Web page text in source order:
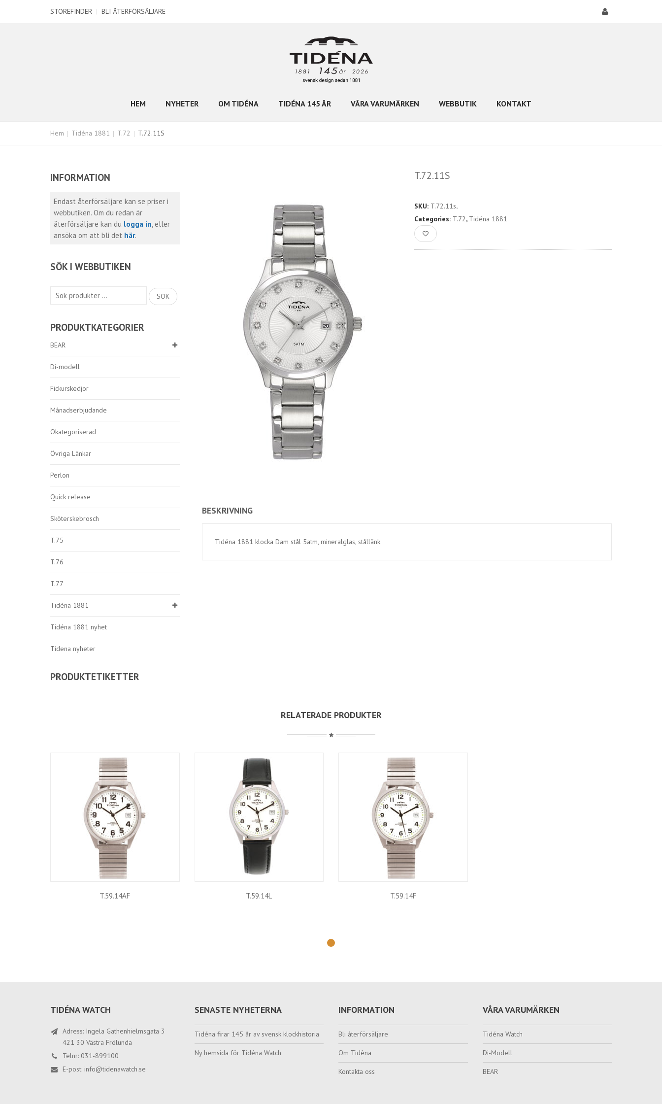
STOREFINDER | BLI ÅTERFÖRSÄLJARE
HEM NYHETER OM TIDÉNA TIDÉNA 145 ÅR VÅRA VARUMÄRKEN WEBBUTIK KONTAKT
Hem Tidéna 1881 T.72 T.72.11S
INFORMATION
Endast återförsäljare kan se priser i
webbutiken. Om du redan är
återförsäljare kan du logga in, eller
ansöka om att bli det här.
SÖK I WEBBUTIKEN
Sök
SÖK
PRODUKTKATEGORIER
BEAR
Di-modell
Fickurskedjor
Månadserbjudande
Okategoriserad
Övriga Länkar
Perlon
Quick release
Sköterskebrosch
T.75
T.76
T.77
Tidéna 1881
Tidéna 1881 nyhet
Tidena nyheter
PRODUKTETIKETTER
T.72.11S
SKU: T.72.11s.
Categories: T.72, Tidéna 1881
BESKRIVNING
Tidéna 1881 klocka Dam stål 5atm, mineralglas, stållänk
RELATERADE PRODUKTER
T.59.14AF T.59.14L T.59.14F
TIDÉNA WATCH
Adress: Ingela Gathenhielmsgata 3
421 30 Västra Frölunda
Telnr: 031-899100
E-post: info@tidenawatch.se
SENASTE NYHETERNA
Tidéna firar 145 år av svensk klockhistoria
Ny hemsida för Tidéna Watch
INFORMATION
Bli återförsäljare
Om Tidèna
Kontakta oss
VÅRA VARUMÄRKEN
Tidéna Watch
Di-Modell
BEAR